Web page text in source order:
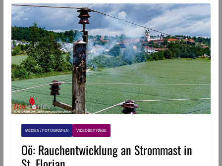
MEDIEN / FOTOGRAFEN VIDEOBEITRÄGE
Oö: Rauchentwicklung an Strommast in